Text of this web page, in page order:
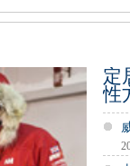
定
性